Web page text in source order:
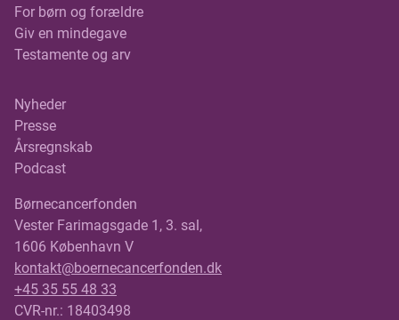
For børn og forældre
Giv en mindegave
Testamente og arv
Nyheder
Presse
Årsregnskab
Podcast
Børnecancerfonden
Vester Farimagsgade 1, 3. sal,
1606 København V
kontakt@boernecancerfonden.dk
+45 35 55 48 33
CVR-nr.: 18403498